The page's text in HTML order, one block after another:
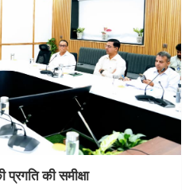
प्रगति की समीक्षा